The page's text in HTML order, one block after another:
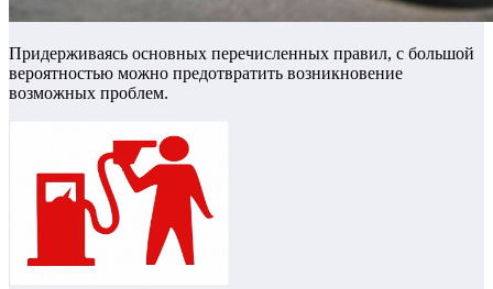
Придерживаясь основных перечисленных правил, с большой
вероятностью можно предотвратить возникновение
возможных проблем.